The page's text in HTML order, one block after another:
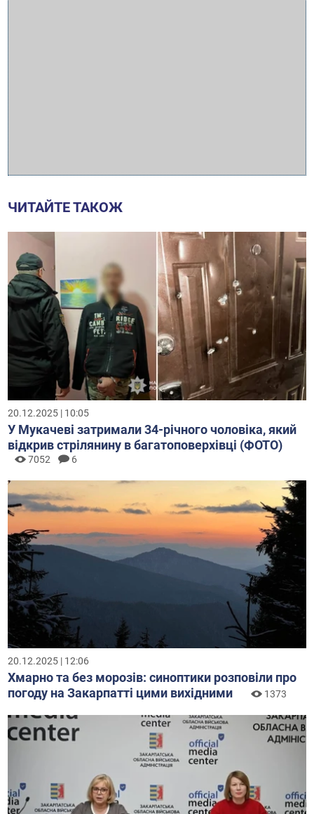
ЧИТАЙТЕ ТАКОЖ
20.12.2025 | 10:05
У Мукачеві затримали 34-річного чоловіка, який
відкрив стрілянину в багатоповерхівці (ФОТО)
7052 6
20.12.2025 | 12:06
Хмарно та без морозів: синоптики розповіли про
погоду на Закарпатті цими вихідними
1373